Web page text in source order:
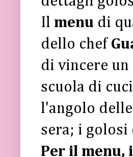
Il menu di
dello chef
di vincere un
scuola di
l'angolo
sera; i golosi
Per il menu,